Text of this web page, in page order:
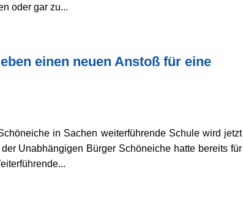
oder gar zu...
einen neuen Anstoß für eine
in Sachen weiterführende Schule wird jetzt
Unabhängigen Bürger Schöneiche hatte bereits für